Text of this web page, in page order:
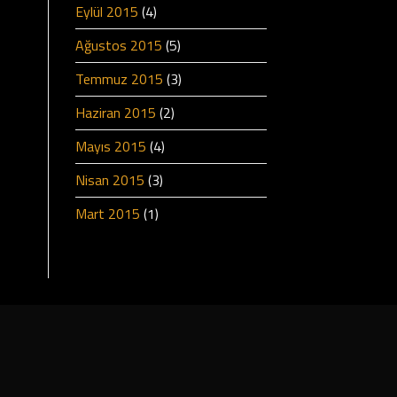
Eylül 2015 (4)
Ağustos 2015 (5)
Temmuz 2015 (3)
Haziran 2015 (2)
Mayıs 2015 (4)
Nisan 2015 (3)
Mart 2015 (1)